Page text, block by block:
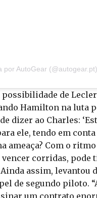
por AutoGear (@autogear.pt)
de
Hamilton na luta
dizer ao Charles:
ele, tendo em conta
ameaça? Com o
vencer corridas,
assim, levantou
de segundo piloto.